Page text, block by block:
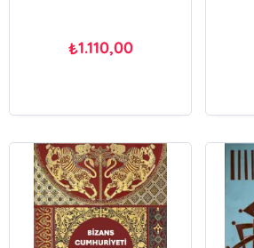
₺1.110,00